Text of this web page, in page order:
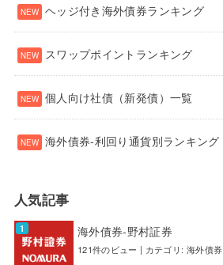
ヘッジ付き海外債券ランキング
スワップポイントランキング
個人向け社債（新発債）一覧
海外債券-利回り通貨別ランキング
人気記事
海外債券-野村証券
121件のビュー | カテゴリ: 海外債券